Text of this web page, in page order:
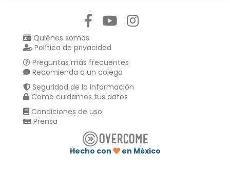
Quiénes somos
Política de privacidad
Preguntas más frecuentes
Recomienda a un colega
Seguridad de la información
Como cuidamos tus datos
Condiciones de uso
Prensa
Hecho con
en México